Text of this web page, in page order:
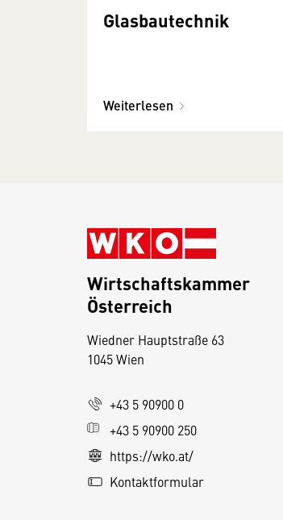
Glasbautechnik
Weiterlesen
Wirtschaftskammer
Österreich
Wiedner Hauptstraße 63
1045 Wien
+43 5 90900 0
+43 5 90900 250
https://wko.at/
Kontaktformular